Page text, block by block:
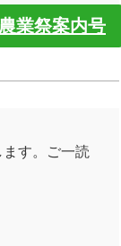
業祭案内号
す。ご一読